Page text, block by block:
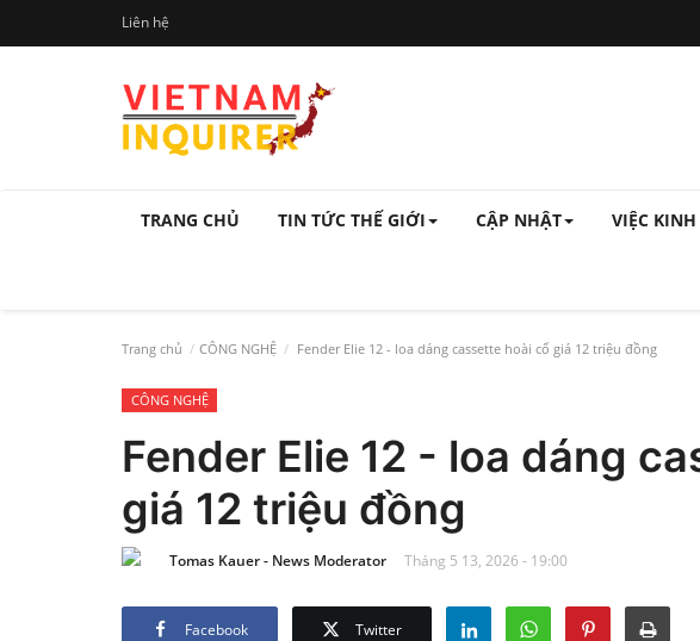
Liên hệ
TRANG CHỦ TIN TỨC THẾ GIỚI CẬP NHẬT VIỆC
Trang chủ CÔNG NGHỆ Fender Elie 12 - loa dáng cassette hoài cổ giá 12 triệu đồng
CÔNG NGHỆ
Fender Elie 12 - loa dáng
giá 12 triệu đồng
Tomas Kauer - News Moderator Tháng 5 13, 2026 - 19:00
Facebook Twitter